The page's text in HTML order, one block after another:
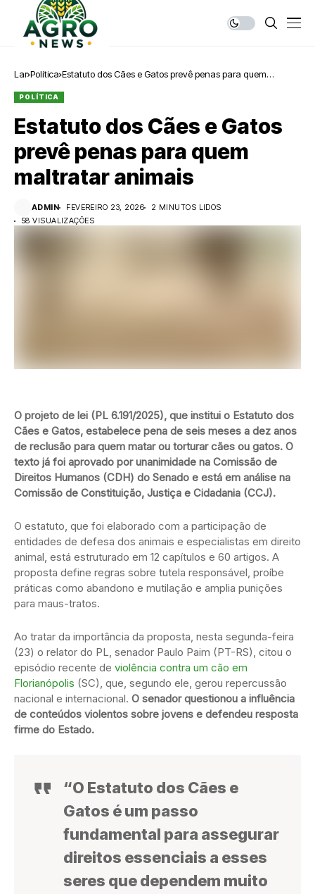
Lar Política Estatuto dos Cães e Gatos prevê penas para quem
POLÍTICA
Estatuto dos Cães e Gatos
prevê penas para quem
maltratar animais
ADMIN FEVEREIRO 23, 2026
2 MINUTOS LIDOS
58 VISUALIZAÇÕES
O projeto de lei (PL 6.191/2025), que institui o Estatuto dos
Cães e Gatos, estabelece pena de seis meses a dez anos
de reclusão para quem matar ou torturar cães ou gatos. O
texto já foi aprovado por unanimidade na Comissão de
Direitos Humanos (CDH) do Senado e está em análise na
Comissão de Constituição, Justiça e Cidadania (CCJ).
O estatuto, que foi elaborado com a participação de
entidades de defesa dos animais e especialistas em direito
animal, está estruturado em 12 capítulos e 60 artigos. A
proposta define regras sobre tutela responsável, proíbe
práticas como abandono e mutilação e amplia punições
para maus-tratos.
Ao tratar da importância da proposta, nesta segunda-feira
(23) o relator do PL, senador Paulo Paim (PT-RS), citou o
episódio recente de violência contra um cão em
Florianópolis (SC), que, segundo ele, gerou repercussão
nacional e internacional. O senador questionou a influência
de conteúdos violentos sobre jovens e defendeu resposta
firme do Estado.
“O Estatuto dos Cães e
Gatos é um passo
fundamental para assegurar
direitos essenciais a esses
seres que dependem muito